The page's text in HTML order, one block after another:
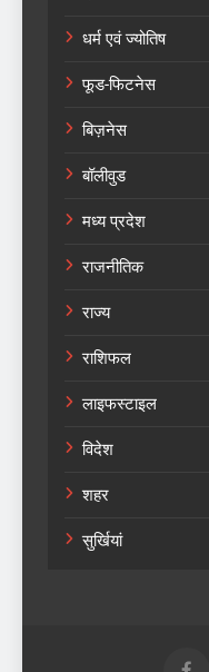
धर्म एवं ज्योतिष
फूड-फिटनेस
बिज़नेस
बॉलीवुड
मध्य प्रदेश
राजनीतिक
राज्य
राशिफल
लाइफस्टाइल
विदेश
शहर
सुर्खियां